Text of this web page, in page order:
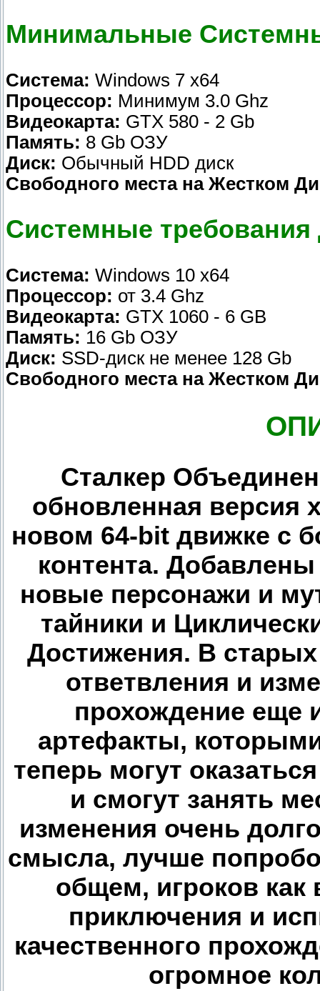
Минимальные
Система: Windows 7 x64
Процессор: Минимум 3.0 Ghz
Видеокарта: GTX 580 - 2 Gb
Память: 8 Gb ОЗУ
Диск: Обычный HDD диск
Свободного места на Жестком
Системные
Система: Windows 10 x64
Процессор: от 3.4 Ghz
Видеокарта: GTX 1060 - 6 GB
Память: 16 Gb ОЗУ
Диск: SSD-диск не менее 128 Gb
Свободного места на Жестком
Сталкер
обновленная версия
новом 64-bit движке с
контента.
новые персонажи и
тайники и
Достижения. В
ответвления и
прохождение еще
артефакты,
теперь могут
и смогут занять
изменения очень
смысла, лучше
общем, игроков как
приключения и
качественного
огромное